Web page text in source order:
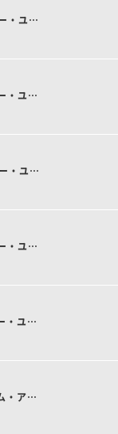
トーキー・ユナイテッド
トーキー・ユナイテッド
トーキー・ユナイテッド
トーキー・ユナイテッド
トーキー・ユナイテッド
ダゲナム・アンド・レッドブリッジ